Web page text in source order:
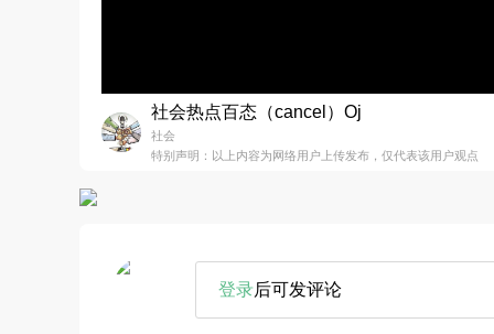
社会热点百态（cancel）Oj
社会
特别声明：以上内容为网络用户上传发布，仅代表该用户观点
登录后可发评论